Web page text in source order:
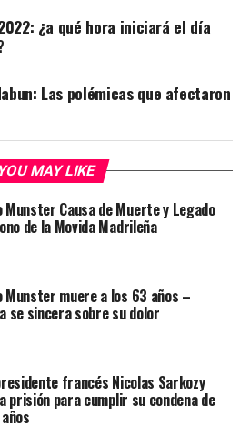
¿a qué hora iniciará el día
Las polémicas que afectaron
YOU MAY LIKE
Munster Causa de Muerte y Legado
de la Movida Madrileña
Munster muere a los 63 años –
se sincera sobre su dolor
francés Nicolas Sarkozy
prisión para cumplir su condena de